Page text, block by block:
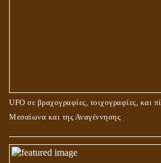
UFO σε βραχογραφίες, τοιχογραφίες, και
Μεσαίωνα και της Αναγέννησης